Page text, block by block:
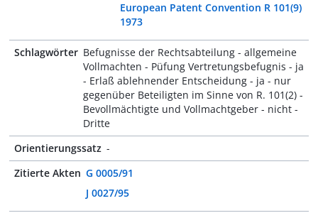
European Patent Convention R 101(9)
1973
Schlagwörter Befugnisse der Rechtsabteilung - allgemeine
Vollmachten - Püfung Vertretungsbefugnis - ja
- Erlaß ablehnender Entscheidung - ja - nur
gegenüber Beteiligten im Sinne von R. 101(2) -
Bevollmächtigte und Vollmachtgeber - nicht -
Dritte
Orientierungssatz -
Zitierte Akten G 0005/91
J 0027/95